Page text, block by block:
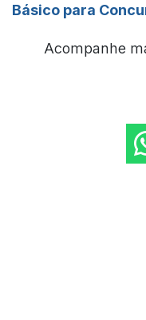
Básico para
Acompanhe